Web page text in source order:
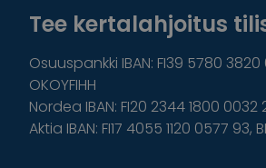
Tee kertalahjoitus
Osuuspankki IBAN: FI39 5780 3820
OKOYFIHH
Nordea IBAN: FI20 2344 1800 0032
Aktia IBAN: FI17 4055 1120 0577 93,